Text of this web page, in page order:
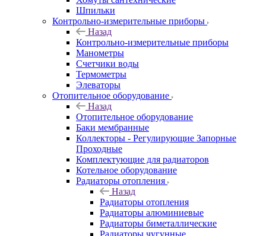
Шпильки
Контрольно-измерительные приборы
Назад
Контрольно-измерительные приборы
Манометры
Счетчики воды
Термометры
Элеваторы
Отопительное оборудование
Назад
Отопительное оборудование
Баки мембранные
Коллекторы - Регулирующие Запорные
Проходные
Комплектующие для радиаторов
Котельное оборудование
Радиаторы отопления
Назад
Радиаторы отопления
Радиаторы алюминиевые
Радиаторы биметаллические
Радиаторы чугунные